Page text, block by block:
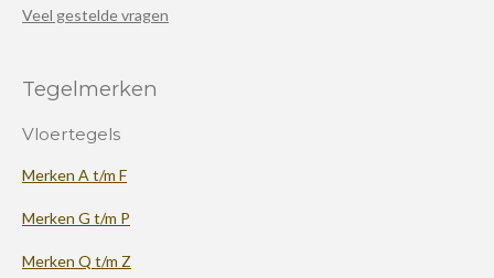
Veel gestelde vragen
Tegelmerken
Vloertegels
Merken A t/m F
Merken G t/m P
Merken Q t/m Z